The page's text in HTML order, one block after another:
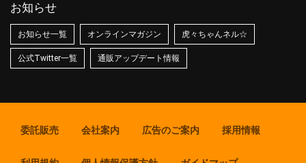
お知らせ
お知らせ一覧 オンラインマガジン 虎々ちゃんネル☆
公式Twitter一覧 通販アップデート情報
委託販売 会社案内 広告のご案内 採用情報